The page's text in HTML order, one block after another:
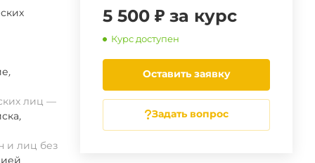
5 500 ₽ за курс
Курс доступен
Оставить заявку
Задать вопрос
,
лиц
,
и лиц без